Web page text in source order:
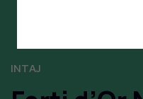
INTAJ